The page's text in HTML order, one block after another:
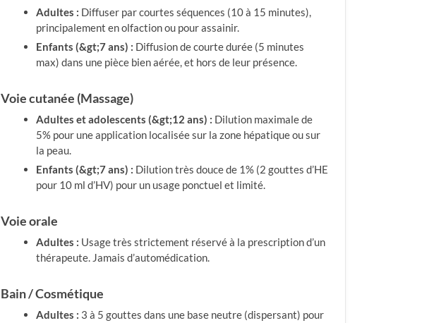
Adultes : Diffuser par courtes séquences (10 à 15 minutes),
principalement en olfaction ou pour assainir.
Enfants (&gt;7 ans) : Diffusion de courte durée (5 minutes
max) dans une pièce bien aérée, et hors de leur présence.
Voie cutanée (Massage)
Adultes et adolescents (&gt;12 ans) : Dilution maximale de
5% pour une application localisée sur la zone hépatique ou sur
la peau.
Enfants (&gt;7 ans) : Dilution très douce de 1% (2 gouttes d’HE
pour 10 ml d’HV) pour un usage ponctuel et limité.
Voie orale
Adultes : Usage très strictement réservé à la prescription d’un
thérapeute. Jamais d’automédication.
Bain / Cosmétique
Adultes : 3 à 5 gouttes dans une base neutre (dispersant) pour